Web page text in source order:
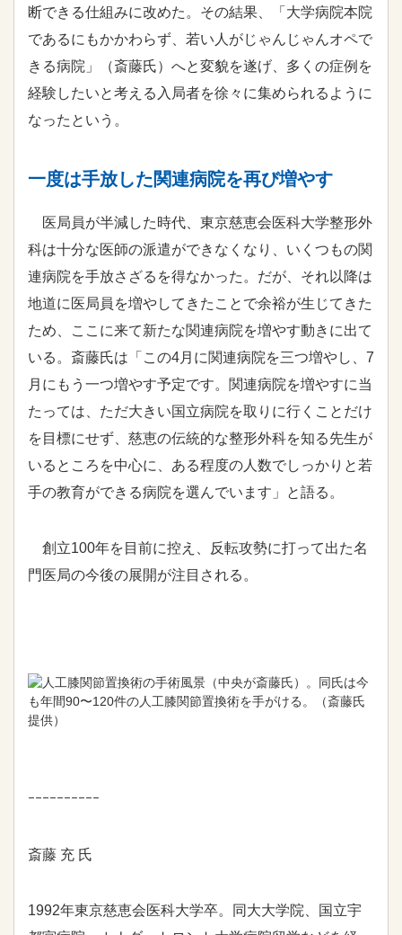
断できる仕組みに改めた。その結果、「大学病院本院
であるにもかかわらず、若い人がじゃんじゃんオペで
きる病院」（斎藤氏）へと変貌を遂げ、多くの症例を
経験したいと考える入局者を徐々に集められるように
なったという。
一度は手放した関連病院を再び増やす
医局員が半減した時代、東京慈恵会医科大学整形外
科は十分な医師の派遣ができなくなり、いくつもの関
連病院を手放さざるを得なかった。だが、それ以降は
地道に医局員を増やしてきたことで余裕が生じてきた
ため、ここに来て新たな関連病院を増やす動きに出て
いる。斎藤氏は「この4月に関連病院を三つ増やし、7
月にもう一つ増やす予定です。関連病院を増やすに当
たっては、ただ大きい国立病院を取りに行くことだけ
を目標にせず、慈恵の伝統的な整形外科を知る先生が
いるところを中心に、ある程度の人数でしっかりと若
手の教育ができる病院を選んでいます」と語る。
創立100年を目前に控え、反転攻勢に打って出た名
門医局の今後の展開が注目される。
人工膝関節置換術の手術風景（中央が斎藤氏）。同氏は今
も年間90〜120件の人工膝関節置換術を手がける。（斎藤氏
提供）
ｰｰｰｰｰｰｰｰｰｰ
斎藤 充 氏
1992年東京慈恵会医科大学卒。同大大学院、国立宇